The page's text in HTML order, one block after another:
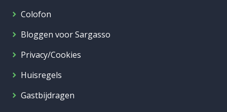
Colofon
Bloggen voor Sargasso
Privacy/Cookies
Huisregels
Gastbijdragen